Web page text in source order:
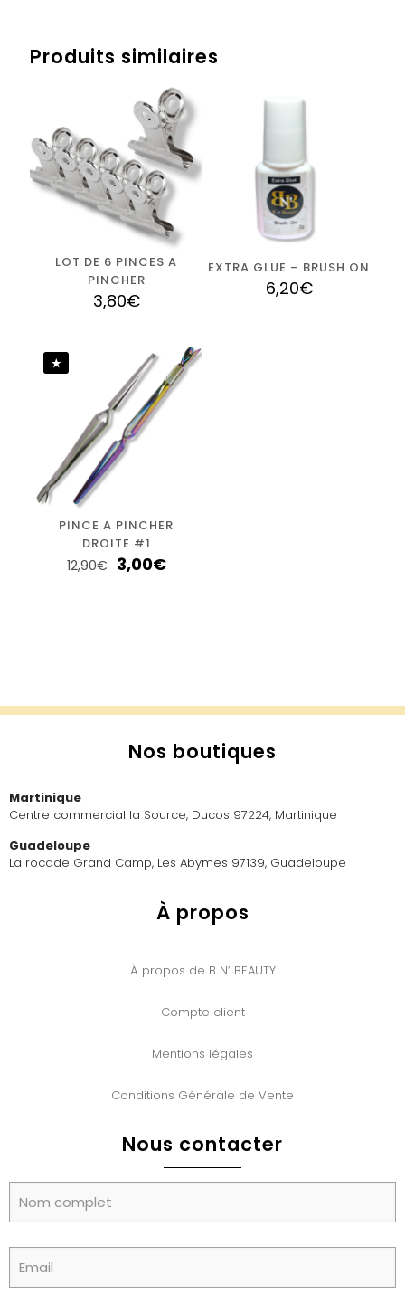
Soyez le premier à laisser votre avis
sur “STICKERS – STYLE BLACK”
connecté pour publier un avis.
Produits similaires
LOT DE 6 PINCES A
PINCHER
3,80€
EXTRA GLUE – BRUSH ON
6,20€
PINCE A PINCHER
DROITE #1
12,90€ 3,00€
Nos boutiques
Martinique
Centre commercial la Source, Ducos 97224, Martinique
Guadeloupe
La rocade Grand Camp, Les Abymes 97139, Guadeloupe
À propos
À propos de B N’ BEAUTY
Compte client
Mentions légales
Conditions Générale de Vente
Nous contacter